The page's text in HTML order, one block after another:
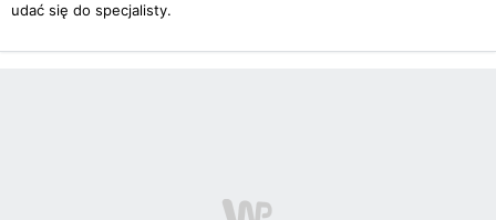
udać się do specjalisty.